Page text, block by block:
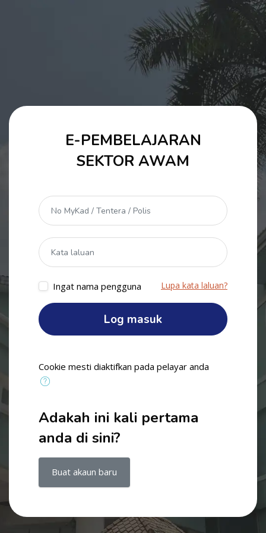
Langkau untuk mencipta akaun baru
E-PEMBELAJARAN
SEKTOR AWAM
No MyKad / Tentera / Polis
Kata laluan
Ingat nama pengguna Lupa kata laluan?
Log masuk
Cookie mesti diaktifkan pada pelayar anda
Adakah ini kali pertama
anda di sini?
Buat akaun baru